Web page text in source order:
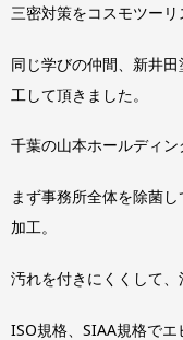
三密対策をコスモツーリ
同じ学びの仲間、新井
工して頂きました。
千葉の山本ホールディン
まず事務所全体を除菌
加工。
汚れを付きにくくして、
ISO規格、SIAA規格で